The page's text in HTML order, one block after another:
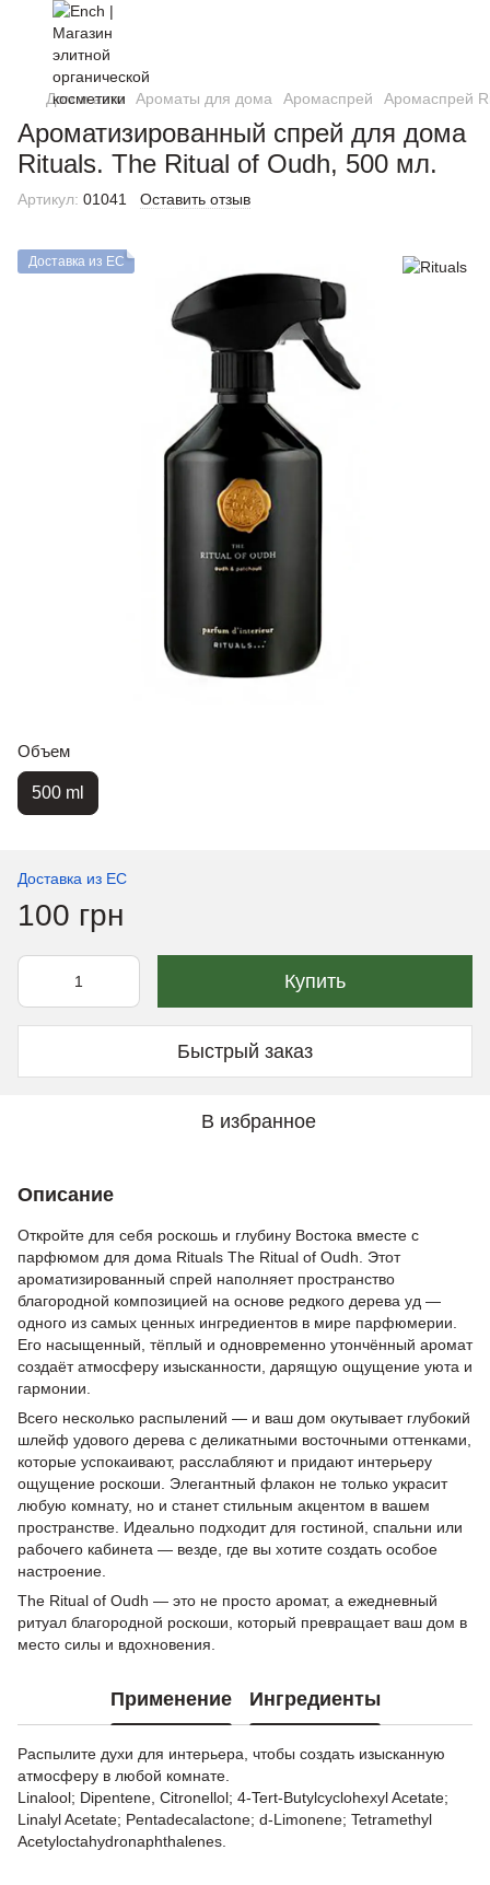
Дом и авто Ароматы для дома Аромаспрей Аромаспрей
Ароматизированный спрей для дома
Rituals. The Ritual of Oudh, 500 мл.
Артикул: 01041 Оставить отзыв
Доставка из ЕС
Объем
500 ml
Доставка из ЕС
100 грн
Купить
Быстрый заказ
В избранное
Описание
Откройте для себя роскошь и глубину Востока вместе с
парфюмом для дома Rituals The Ritual of Oudh. Этот
ароматизированный спрей наполняет пространство
благородной композицией на основе редкого дерева уд —
одного из самых ценных ингредиентов в мире парфюмерии.
Его насыщенный, тёплый и одновременно утончённый аромат
создаёт атмосферу изысканности, дарящую ощущение уюта и
гармонии.
Всего несколько распылений — и ваш дом окутывает глубокий
шлейф удовoго дерева с деликатными восточными оттенками,
которые успокаивают, расслабляют и придают интерьеру
ощущение роскоши. Элегантный флакон не только украсит
любую комнату, но и станет стильным акцентом в вашем
пространстве. Идеально подходит для гостиной, спальни или
рабочего кабинета — везде, где вы хотите создать особое
настроение.
The Ritual of Oudh — это не просто аромат, а ежедневный
ритуал благородной роскоши, который превращает ваш дом в
место силы и вдохновения.
Применение Ингредиенты
Распылите духи для интерьера, чтобы создать изысканную
атмосферу в любой комнате.
Linalool; Dipentene, Citronellol; 4-Tert-Butylcyclohexyl Acetate;
Linalyl Acetate; Pentadecalactone; d-Limonene; Tetramethyl
Acetyloctahydronaphthalenes.